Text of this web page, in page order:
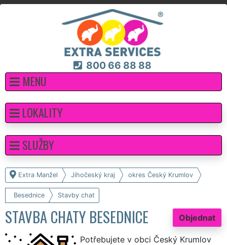
800 66 88 88
MENU
Extra Manžel Jihočeský kraj okres Český Krumlov
Besednice Stavby chat
Objednat
STAVBA CHATY BESEDNICE
Potřebujete v obci Český Krumlov
LOKALITY
SLUŽBY